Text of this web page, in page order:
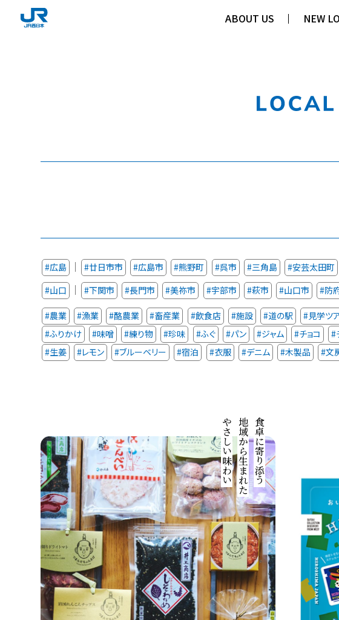
ABOUT US NEW
ABOUT US NEW
#広島 ｜ #廿日市市 #広島市 #熊野町 #呉市 #三角島 #安芸太田町
#山口
｜ #下関市 #長門市 #美祢市 #宇部市 #萩市 #山口市 #防
#農業 #漁業 #酪農業 #畜産業 #飲食店 #施設 #道の駅 #見学ツ
#ふりかけ
#味噌 #練り物 #珍味 #ふぐ #パン #ジャム #チョコ #
#生姜
#レモン #ブルーベリー #宿泊 #衣服 #デニム #木製品 #文
地域と歩み
味わいを育てる
萩発の食文化 食卓に寄り添う
地域から生まれた
やさしい味わい 長く
創業者が示した「子を想う親心」を受け継ぎ
唯一無二の美味しさを届ける